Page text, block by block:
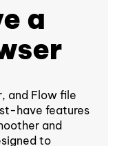
a
and Flow file
have features
and
to